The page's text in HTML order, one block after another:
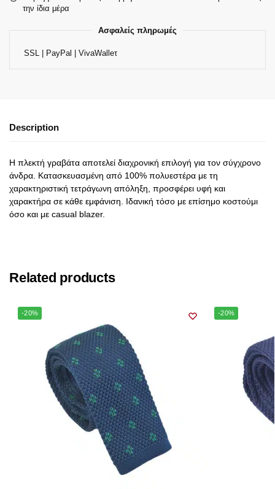
την ίδια μέρα
Ασφαλείς πληρωμές
SSL | PayPal | VivaWalleτ
Description
Η πλεκτή γραβάτα αποτελεί διαχρονική επιλογή για τον σύγχρονο
άνδρα. Κατασκευασμένη από 100% πολυεστέρα με τη
χαρακτηριστική τετράγωνη απόληξη, προσφέρει υφή και
χαρακτήρα σε κάθε εμφάνιση. Ιδανική τόσο με επίσημο κοστούμι
όσο και με casual blazer.
Related products
-20% -20%